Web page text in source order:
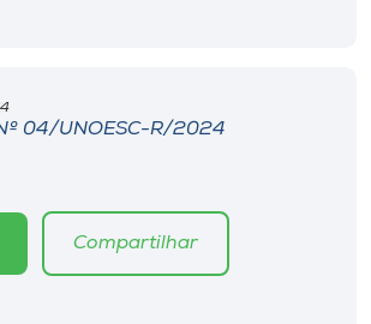
04/UNOESC-R/2024
Compartilhar